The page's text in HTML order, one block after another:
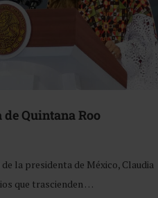
Quintana Roo
la presidenta de México, Claudia
que trascienden …